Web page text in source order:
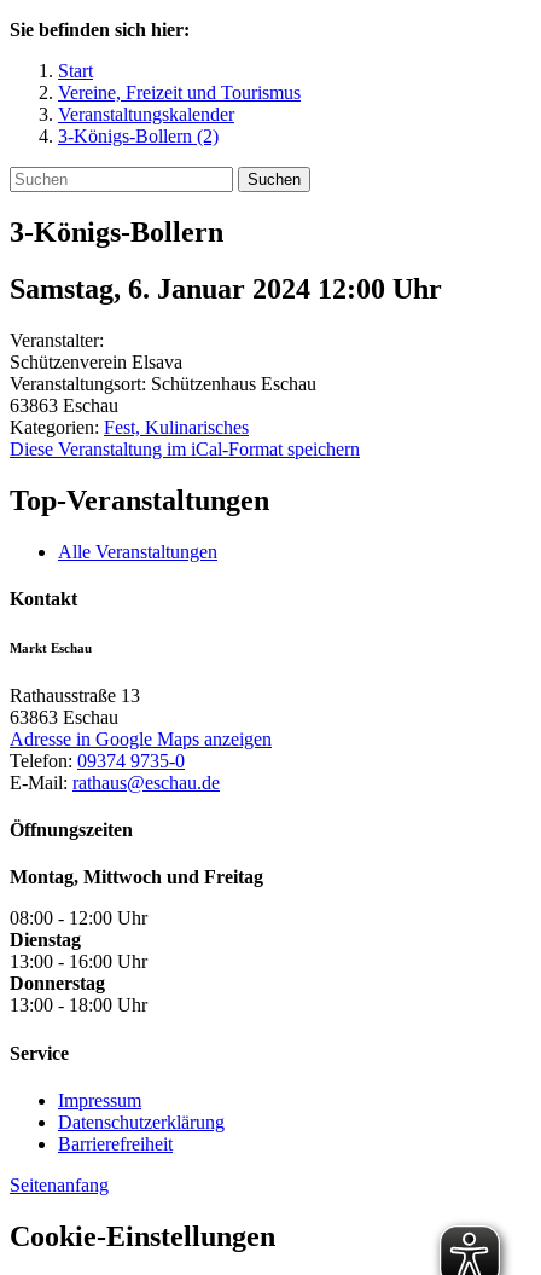
Sie befinden sich hier:
Start
Vereine, Freizeit und Tourismus
Veranstaltungskalender
3-Königs-Bollern (2)
Suchen
3-Königs-Bollern
Samstag, 6. Januar 2024 12:00 Uhr
Veranstalter:
Schützenverein Elsava
Veranstaltungsort: Schützenhaus Eschau
63863 Eschau
Kategorien: Fest, Kulinarisches
Diese Veranstaltung im iCal-Format speichern
Top-Veranstaltungen
Alle Veranstaltungen
Kontakt
Markt Eschau
Rathausstraße 13
63863 Eschau
Adresse in Google Maps anzeigen
Telefon: 09374 9735-0
E-Mail: rathaus@eschau.de
Öffnungszeiten
Montag, Mittwoch und Freitag
08:00 - 12:00 Uhr
Dienstag
13:00 - 16:00 Uhr
Donnerstag
13:00 - 18:00 Uhr
Service
Impressum
Datenschutzerklärung
Barrierefreiheit
Seitenanfang
Cookie-Einstellungen